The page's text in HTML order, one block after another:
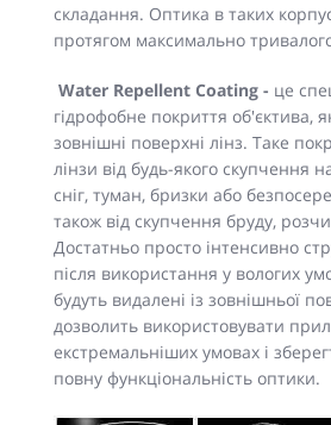
складання. Оптика в таких
протягом максимально
Water Repellent Coating - це
гідрофобне покриття об'єктива,
зовнішні поверхні лінз. Таке
лінзи від будь-якого скупчення
сніг, туман, бризки або
також від скупчення бруду,
Достатньо просто інтенсивно
після використання у вологих
будуть видалені із зовнішньої
дозволить використовувати
екстремальніших умовах і
повну функціональність оптики.